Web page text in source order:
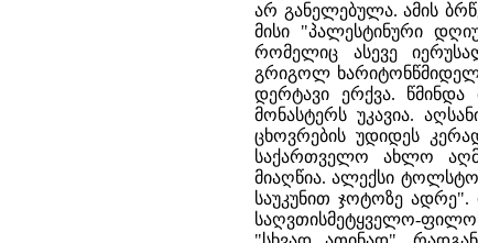
არ განელებულა. ამის
მისი "პალესტინური
რომელიც ასევე
გრიგოლ
დერტავი ერქვა.
მონასტერს უკავია.
ცხოვრების უდიდეს
საქართველო ახლო
მიაღწია. ალექსი
საუკუნით ჯოტოზე ადრე".
საღვთისმეტყველო-